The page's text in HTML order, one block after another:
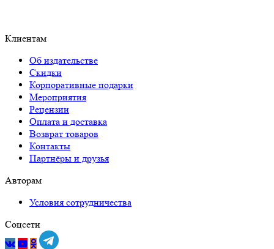
Клиентам
Об издательстве
Скидки
Корпоративные подарки
Мероприятия
Рецензии
Оплата и доставка
Возврат товаров
Контакты
Партнёры и друзья
Авторам
Условия сотрудничества
Соцсети